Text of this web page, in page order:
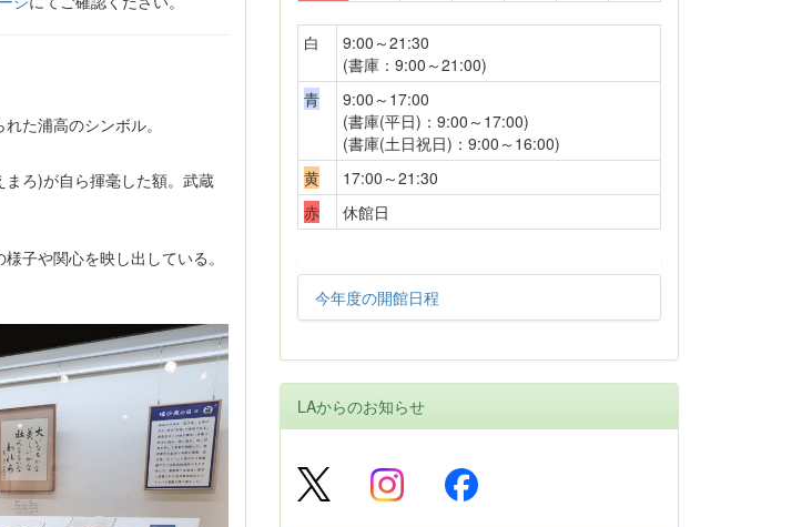
た浦高のシンボル。
ろ)が自ら揮毫した額。武蔵
子や関心を映し出している。
白
9:00～21:30
(書庫：9:00～21:00)
青
9:00～17:00
(書庫(平日)：9:00～17:00)
(書庫(土日祝日)：9:00～16:00)
黄
17:00～21:30
赤
休館日
今年度の開館日程
LAからのお知らせ